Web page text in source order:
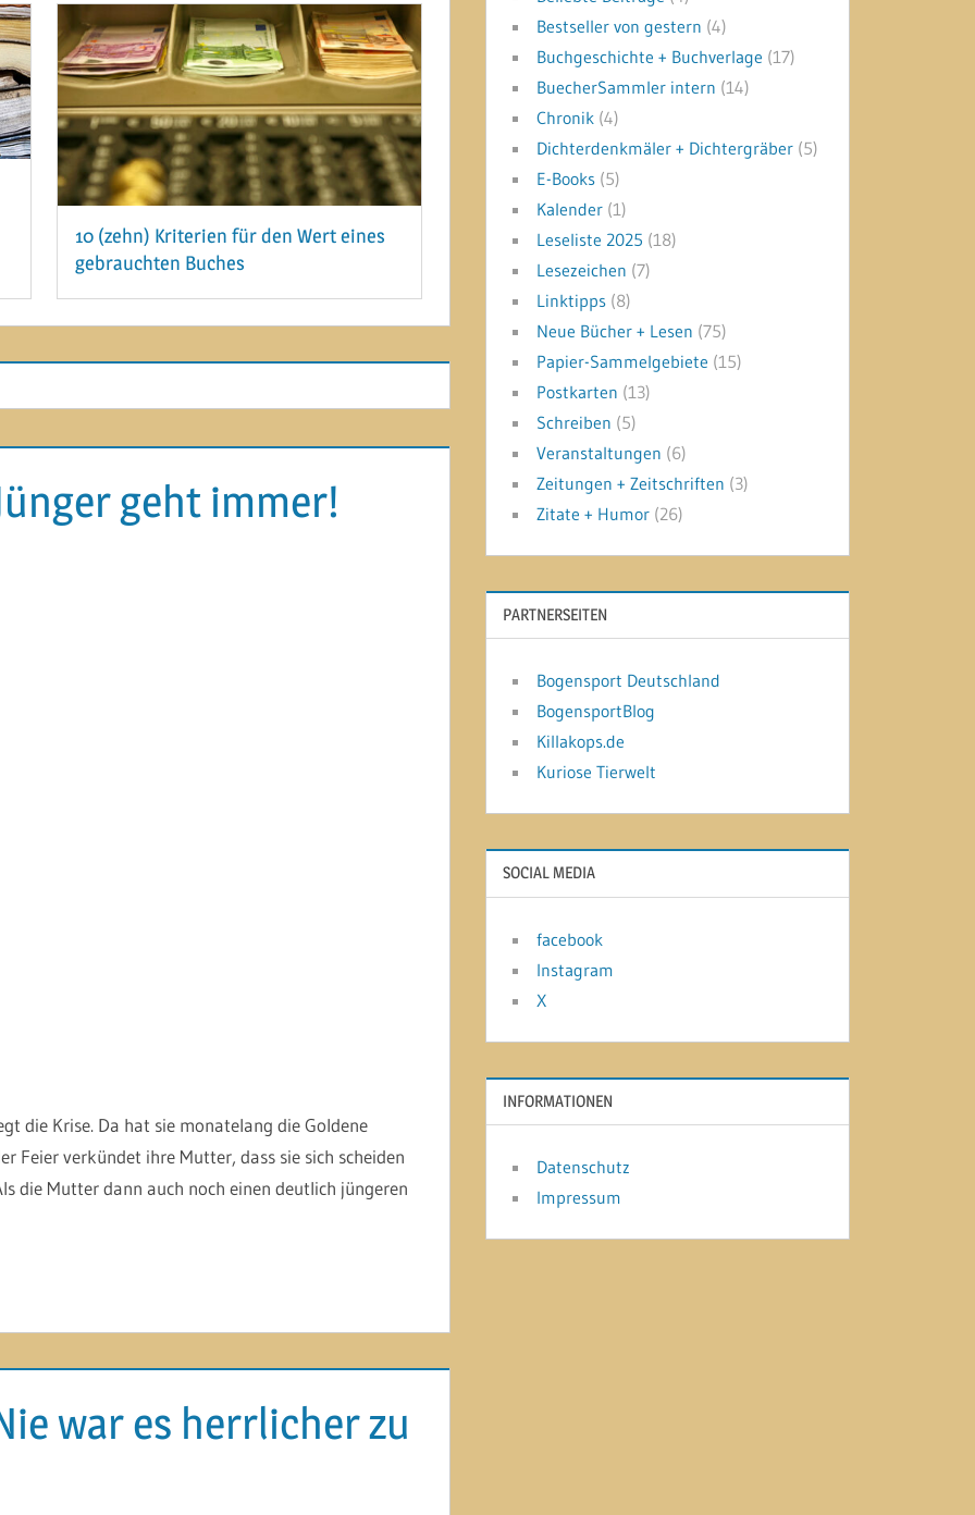
10 (zehn) Kriterien für den Wert eines
gebrauchten Buches
geht immer!
die Krise. Da hat sie monatelang die Goldene
Feier verkündet ihre Mutter, dass sie sich scheiden
die Mutter dann auch noch einen deutlich jüngeren
war es herrlicher zu
Bestseller von gestern (4)
Buchgeschichte + Buchverlage (17)
BuecherSammler intern (14)
Chronik (4)
Dichterdenkmäler + Dichtergräber (5)
E-Books (5)
Kalender (1)
Leseliste 2025 (18)
Lesezeichen (7)
Linktipps (8)
Neue Bücher + Lesen (75)
Papier-Sammelgebiete (15)
Postkarten (13)
Schreiben (5)
Veranstaltungen (6)
Zeitungen + Zeitschriften (3)
Zitate + Humor (26)
PARTNERSEITEN
Bogensport Deutschland
BogensportBlog
Killakops.de
Kuriose Tierwelt
SOCIAL MEDIA
facebook
Instagram
X
INFORMATIONEN
Datenschutz
Impressum